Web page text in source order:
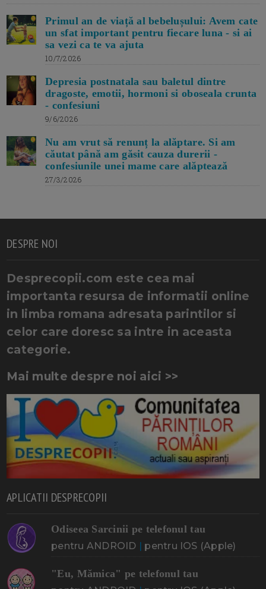
Primul an de viață al bebelușului: Avem cate
un sfat important pentru fiecare luna - si ai
sa vezi ca te va ajuta
10/7/2026
Depresia postnatala sau baletul dintre
dragoste, emotii, hormoni si oboseala crunta
- confesiuni
9/6/2026
Nu am vrut să renunț la alăptare. Si am
căutat până am găsit cauza durerii -
confesiunile unei mame care alăptează
27/3/2026
DESPRE NOI
Desprecopii.com este cea mai
importanta resursa de informatii online
in limba romana adresata parintilor si
celor care doresc sa intre in aceasta
categorie.
Mai multe despre noi aici >>
APLICATII DESPRECOPII
Odiseea Sarcinii pe telefonul tau
pentru ANDROID | pentru IOS (Apple)
"Eu, Mămica" pe telefonul tau